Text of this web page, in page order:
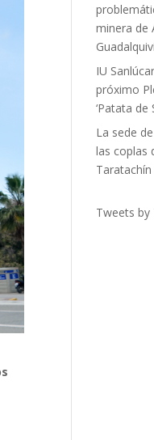
minera de
IU
próximo
‘Patata de
La sede
las coplas
Taratachín
Tweets